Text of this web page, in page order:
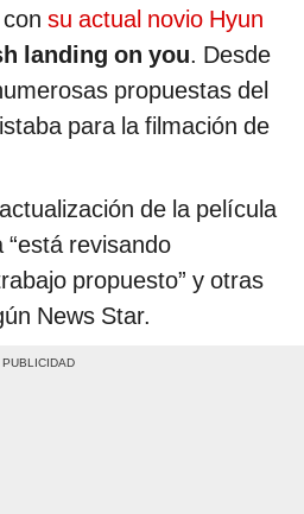
su actual novio Hyun
landing on you. Desde
propuestas del
para la filmación de
de la película
revisando
propuesto” y otras
News Star.